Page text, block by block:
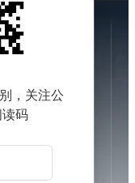
，关注公
码